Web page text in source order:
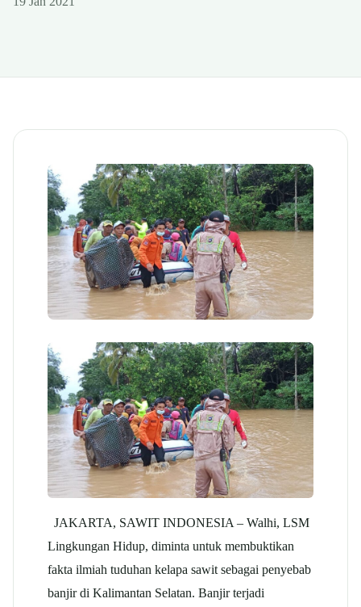
JAKARTA, SAWIT INDONESIA – Walhi, LSM
Lingkungan Hidup, diminta untuk membuktikan
fakta ilmiah tuduhan kelapa sawit sebagai penyebab
banjir di Kalimantan Selatan. Banjir terjadi